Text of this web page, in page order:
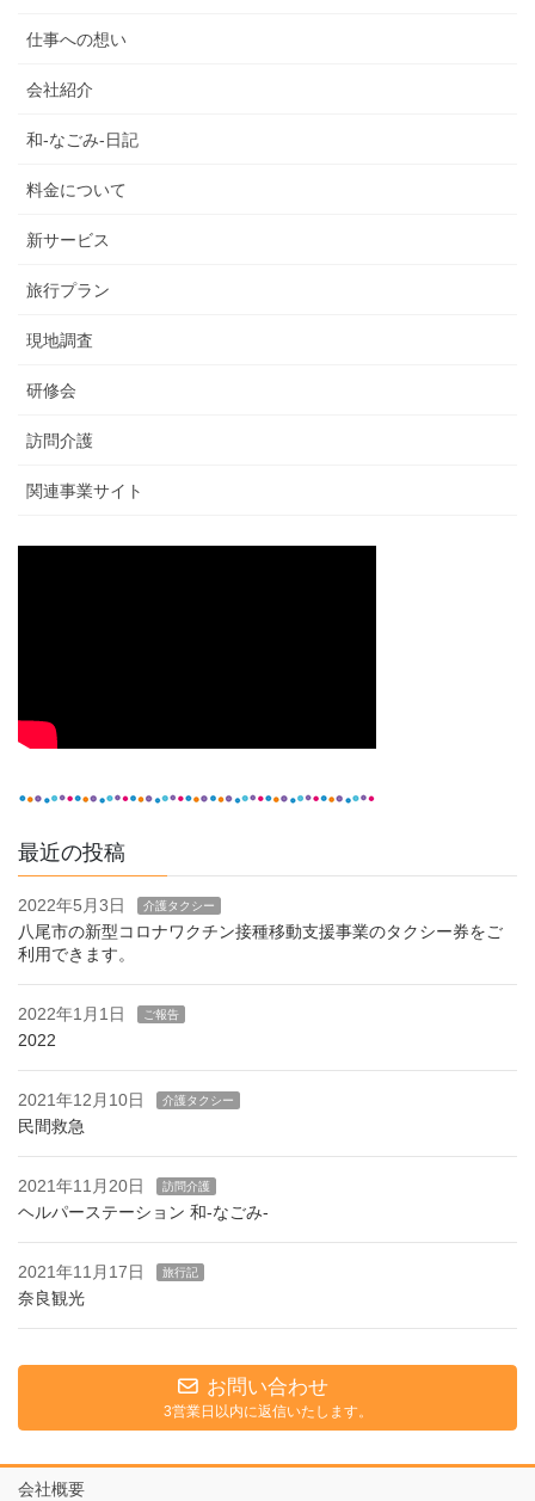
仕事への想い
会社紹介
和-なごみ-日記
料金について
新サービス
旅行プラン
現地調査
研修会
訪問介護
関連事業サイト
最近の投稿
2022年5月3日 介護タクシー
八尾市の新型コロナワクチン接種移動支援事業のタクシー券をご
利用できます。
2022年1月1日 ご報告
2022
2021年12月10日 介護タクシー
民間救急
2021年11月20日 訪問介護
ヘルパーステーション 和-なごみ-
2021年11月17日 旅行記
奈良観光
お問い合わせ
3営業日以内に返信いたします。
会社概要